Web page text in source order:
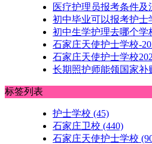
医疗护理员报考条件
初中毕业可以报考护
初中生学护理去哪个
石家庄天使护士学校-
石家庄天使护士学校
长期照护师能领国家补
标签列表
护士学校 (45)
石家庄卫校 (440)
石家庄天使护士学校